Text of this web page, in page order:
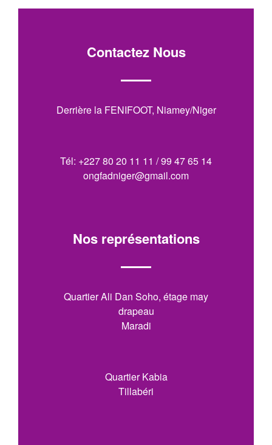
Contactez Nous
Derrière la FENIFOOT, Niamey/Niger
Tél: +227 80 20 11 11 / 99 47 65 14
ongfadniger@gmail.com
Nos représentations
Quartier Ali Dan Soho, étage may
drapeau
Maradi
Quartier Kabia
Tillabéri